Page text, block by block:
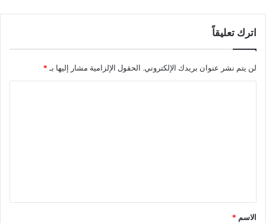
اترك تعليقاً
لن يتم نشر عنوان بريدك الإلكتروني. الحقول الإلزامية مشار إليها بـ *
*الاسم *